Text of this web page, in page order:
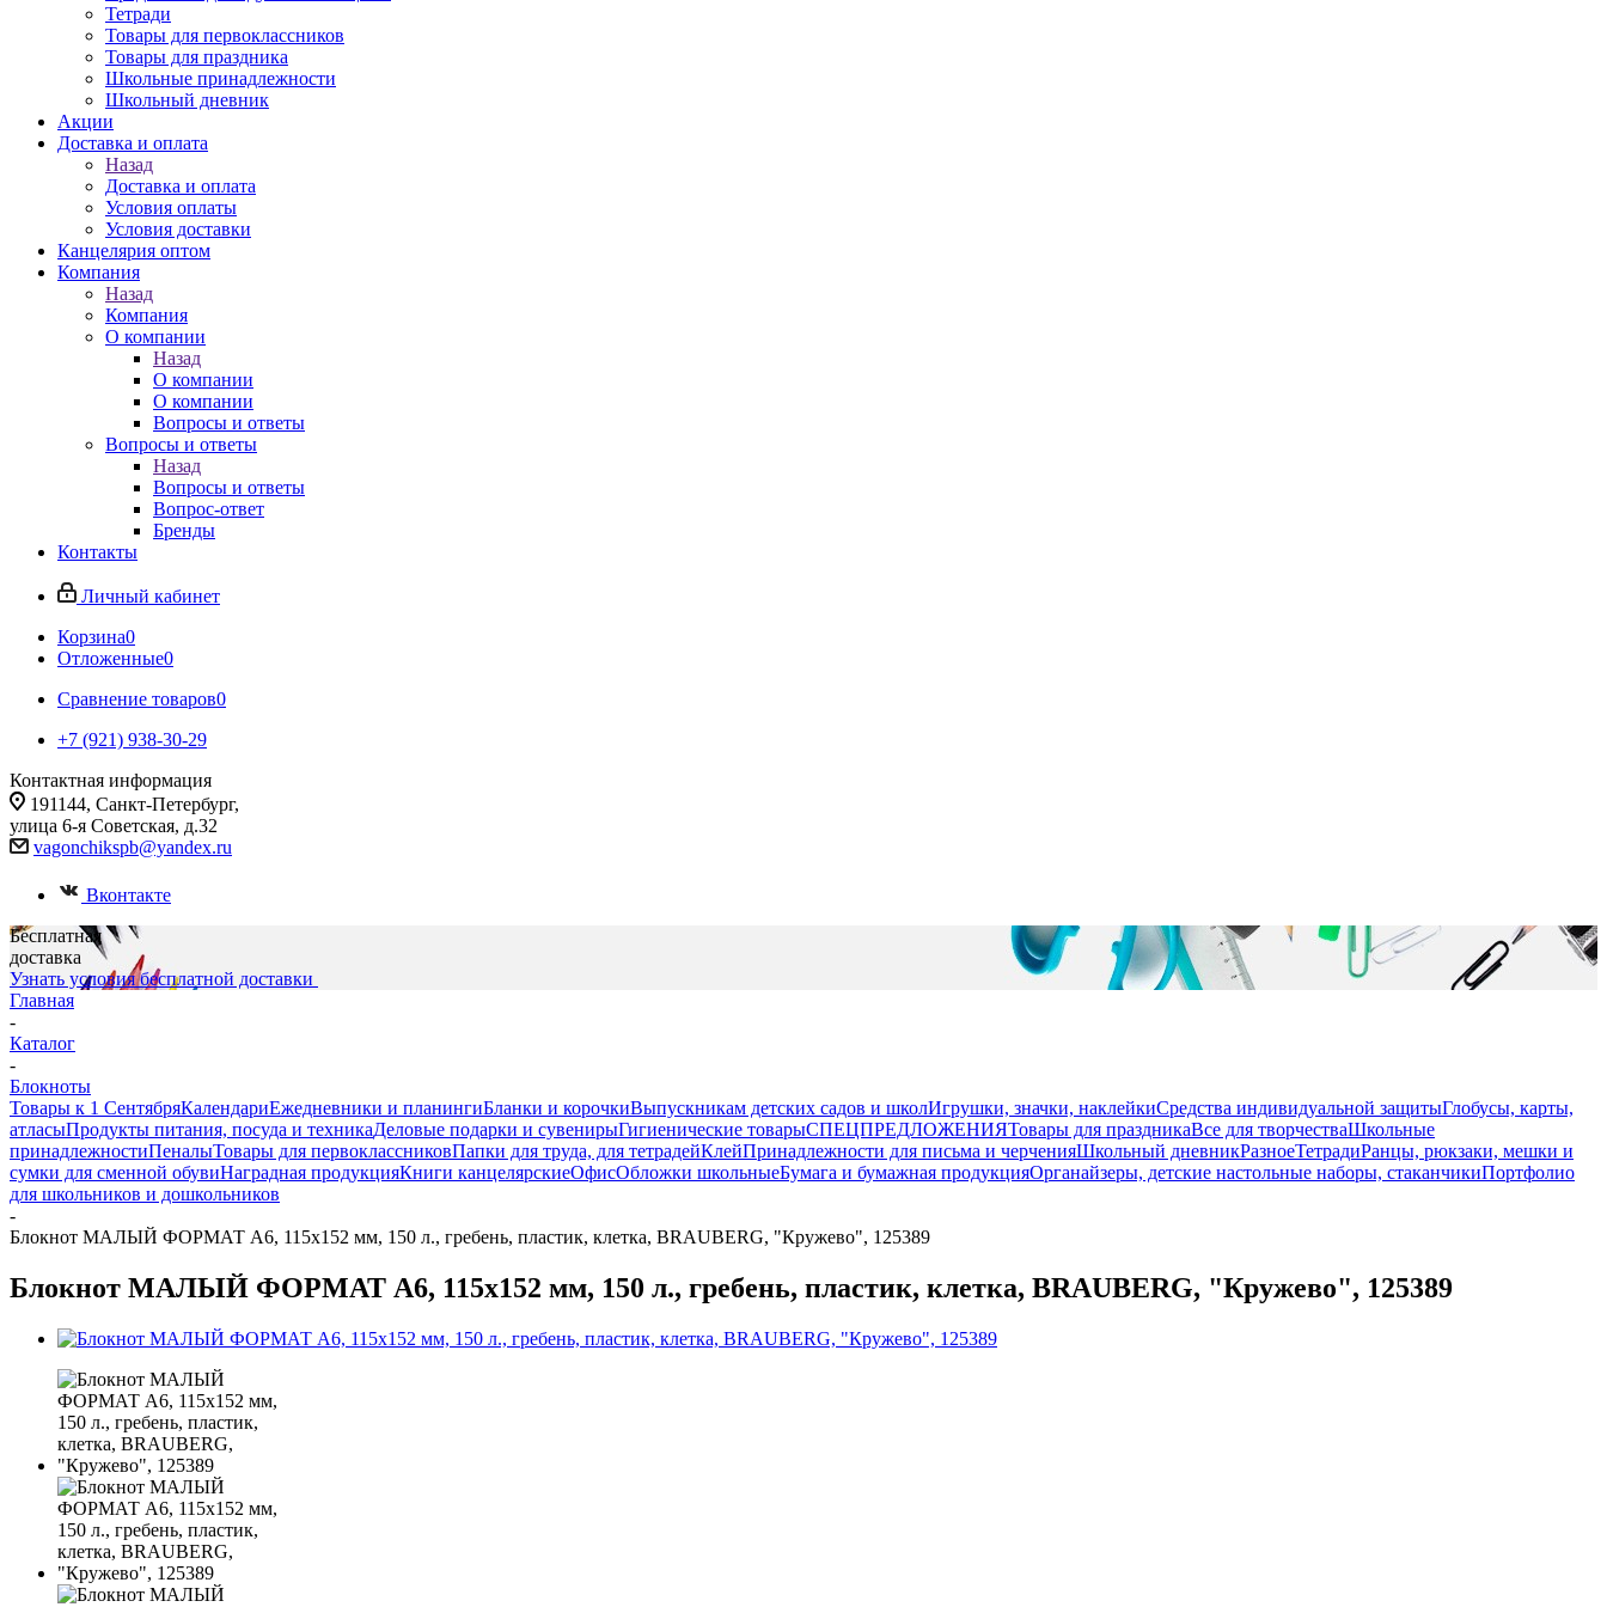
Тетради
Товары для первоклассников
Товары для праздника
Школьные принадлежности
Школьный дневник
Акции
Доставка и оплата
Назад
Доставка и оплата
Условия оплаты
Условия доставки
Канцелярия оптом
Компания
Назад
Компания
О компании
Назад
О компании
О компании
Вопросы и ответы
Вопросы и ответы
Назад
Вопросы и ответы
Вопрос-ответ
Бренды
Контакты
Личный кабинет
Корзина0
Отложенные0
Сравнение товаров0
+7 (921) 938-30-29
Контактная информация
191144, Санкт-Петербург,
улица 6-я Советская, д.32
vagonchikspb@yandex.ru
Вконтакте
Бесплатная
доставка
Узнать условия бесплатной доставки
Главная
-
Каталог
-
Блокноты
Товары к 1 СентябряКалендариЕжедневники и планингиБланки и корочкиВыпускникам детских садов и школИгрушки, значки, наклейкиСредства индивидуальной защитыГлобусы, карты,
атласыПродукты питания, посуда и техникаДеловые подарки и сувенирыГигиенические товарыСПЕЦПРЕДЛОЖЕНИЯТовары для праздникаВсе для творчестваШкольные
принадлежностиПеналыТовары для первоклассниковПапки для труда, для тетрадейКлейПринадлежности для письма и черченияШкольный дневникРазноеТетрадиРанцы, рюкзаки, мешки и
сумки для сменной обувиНаградная продукцияКниги канцелярскиеОфисОбложки школьныеБумага и бумажная продукцияОрганайзеры, детские настольные наборы, стаканчикиПортфолио
для школьников и дошкольников
-
Блокнот МАЛЫЙ ФОРМАТ А6, 115х152 мм, 150 л., гребень, пластик, клетка, BRAUBERG, "Кружево", 125389
Блокнот МАЛЫЙ ФОРМАТ А6, 115х152 мм, 150 л., гребень, пластик, клетка, BRAUBERG, "Кружево", 125389